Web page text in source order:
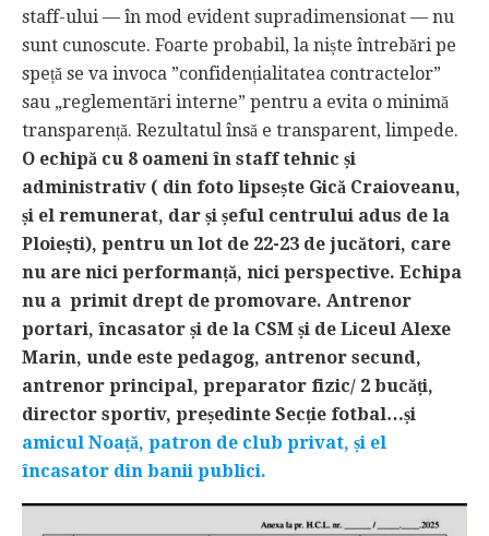
staff-ului — în mod evident supradimensionat — nu
sunt cunoscute. Foarte probabil, la niște întrebări pe
speță se va invoca ”confidențialitatea contractelor”
sau „reglementări interne” pentru a evita o minimă
transparență. Rezultatul însă e transparent, limpede.
O echipă cu 8 oameni în staff tehnic și
administrativ ( din foto lipsește Gică Craioveanu,
și el remunerat, dar și șeful centrului adus de la
Ploiești), pentru un lot de 22-23 de jucători, care
nu are nici performanță, nici perspective. Echipa
nu a primit drept de promovare. Antrenor
portari, încasator și de la CSM și de Liceul Alexe
Marin, unde este pedagog, antrenor secund,
antrenor principal, preparator fizic/ 2 bucăți,
director sportiv, președinte Secție fotbal…și
amicul Noață, patron de club privat, și el
încasator din banii publici.